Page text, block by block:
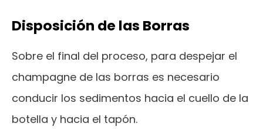
Disposición de las Borras
Sobre el final del proceso, para despejar el
champagne de las borras es necesario
conducir los sedimentos hacia el cuello de la
botella y hacia el tapón.